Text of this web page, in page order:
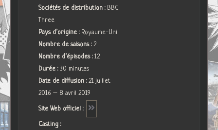
Sociétés de distribution : BBC
Three
Pays d’origine : Royaume-Uni
Nombre de saisons :2
Nombre d’épisodes :12
Durée :30 minutes
Date de diffusion :21 juillet
2016 – 8 avril 2019
Site Web officiel :
Casting :